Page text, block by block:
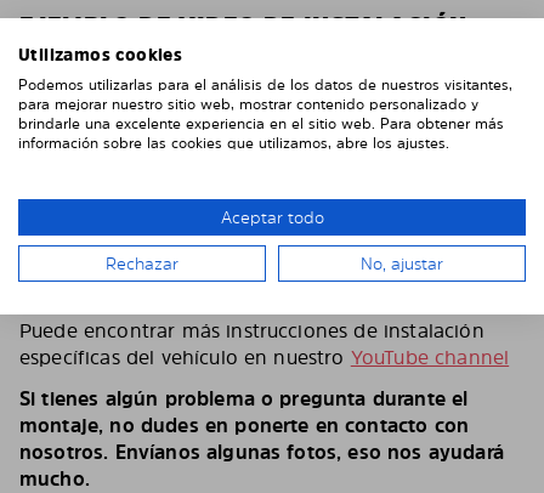
EJEMPLO DE VIDEO DE INSTALACIÓN
No tienes que ir al taller para instalar los paneles. En
la mayoría de los casos no necesitarás ninguna
herramienta.
instalar estás láminas muy fácilmente, como puedes
Según el número de láminas y el vehículo, puedes
tardar entre 15 y 30 minutos.
Puede encontrar más instrucciones de instalación
específicas del vehículo en nuestro YouTube channel
Si tienes algún problema o pregunta durante el
montaje, no dudes en ponerte en contacto con
nosotros. Envíanos algunas fotos, eso nos ayudará
mucho.
Utilizamos cookies
Podemos utilizarlas para el análisis de los datos de nuestros visitantes,
para mejorar nuestro sitio web, mostrar contenido personalizado y
brindarle una excelente experiencia en el sitio web. Para obtener más
información sobre las cookies que utilizamos, abre los ajustes.
Aceptar todo
Rechazar No, ajustar